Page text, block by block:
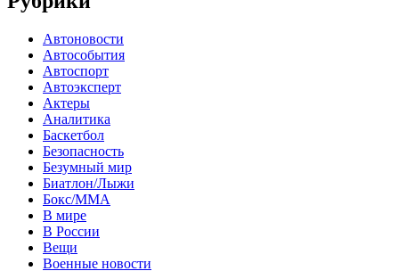
Автоновости
Автособытия
Автоспорт
Автоэксперт
Актеры
Аналитика
Баскетбол
Безопасность
Безумный мир
Биатлон/Лыжи
Бокс/MMA
В мире
В России
Вещи
Военные новости